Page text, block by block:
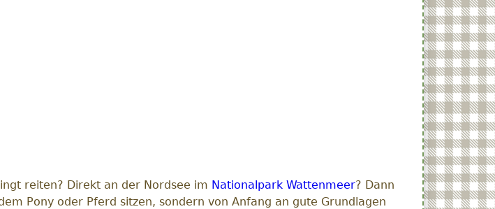
reiten? Direkt an der Nordsee im Nationalpark Wattenmeer? Dann
Pony oder Pferd sitzen, sondern von Anfang an gute Grundlagen